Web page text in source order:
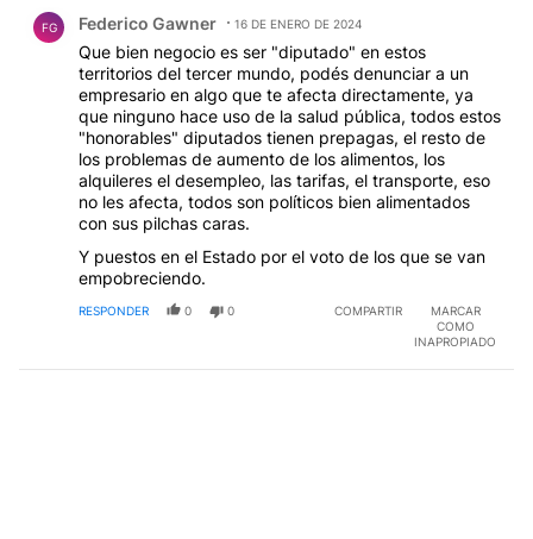
FG Federico Gawner 16 DE ENERO DE 2024
Que bien negocio es ser "diputado" en estos
territorios del tercer mundo, podés denunciar a un
empresario en algo que te afecta directamente, ya
que ninguno hace uso de la salud pública, todos estos
"honorables" diputados tienen prepagas, el resto de
los problemas de aumento de los alimentos, los
alquileres el desempleo, las tarifas, el transporte, eso
no les afecta, todos son políticos bien alimentados
con sus pilchas caras.
Y puestos en el Estado por el voto de los que se van
empobreciendo.
RESPONDER 0 0 COMPARTIR
MARCAR
COMO
INAPROPIADO